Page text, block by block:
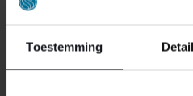
Toestemming
reden ook is, u heeft het
annuleren. Behandel het